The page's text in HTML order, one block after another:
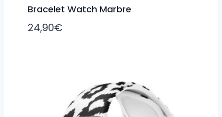
Bracelet Watch Marbre
24,90€